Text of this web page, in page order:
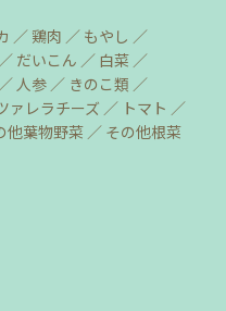
鶏肉
もやし
だいこん
白菜
人参
きのこ類
ァレラチーズ
トマト
他葉物野菜
その他根菜